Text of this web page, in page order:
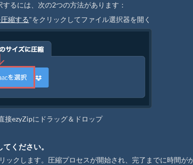
るには、次の2つの方法があります：
縮する"をクリックしてファイル選択器を開く
接ezyZipにドラッグ＆ドロップ
ください。
ックします。圧縮プロセスが開始され、完了までに時間が